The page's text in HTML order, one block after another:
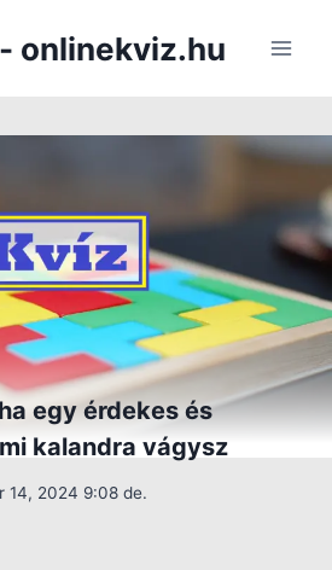
onlinekviz.hu
egy érdekes és
kalandra vágysz
14, 2024 9:08 de.